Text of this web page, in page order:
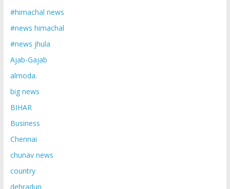
#himachal news
#news himachal
#news jhula
Ajab-Gajab
almoda.
big news
BIHAR
Business
Chennai
chunav news
country
dehradun